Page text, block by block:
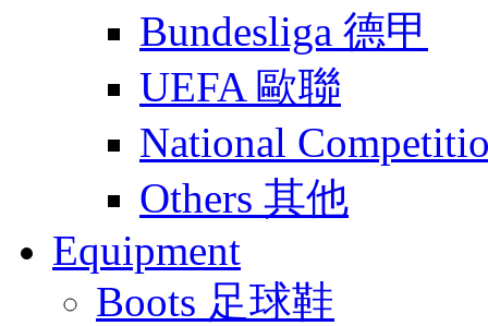
Bundesliga 德甲
UEFA 歐聯
National
Others 其他
Equipment
Boots 足球鞋